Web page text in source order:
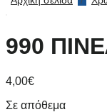
990
4,00€
Σε απόθεμα